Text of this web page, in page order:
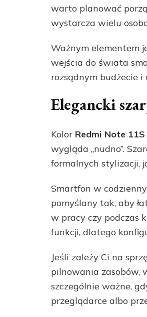
warto planować
wystarcza wielu
Ważnym elementem
wejścia do świata
rozsądnym budżecie i
Elegancki
Kolor Redmi Note
wygląda „nudno”.
formalnych stylizacji,
Smartfon w
pomyślany tak, aby
w pracy czy podczas
funkcji, dlatego
Jeśli zależy Ci na
pilnowania zasobów,
szczególnie ważne,
przeglądarce albo